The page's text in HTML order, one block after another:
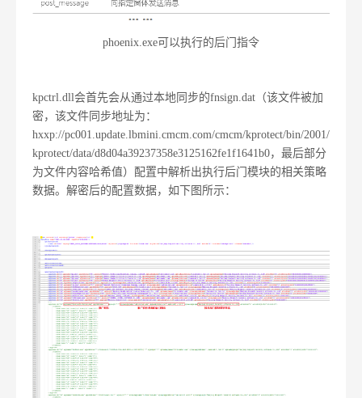
phoenix.exe可以执行的后门指令
kpctrl.dll会首先会从通过本地同步的fnsign.dat（该文件被加
密，该文件同步地址为：
hxxp://pc001.update.lbmini.cmcm.com/cmcm/kprotect/bin/2001/
kprotect/data/d8d04a39237358e3125162fe1f1641b0，最后部分
为文件内容哈希值）配置中解析出执行后门模块的相关策略
数据。解密后的配置数据，如下图所示：